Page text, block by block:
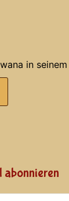
in
abonnieren